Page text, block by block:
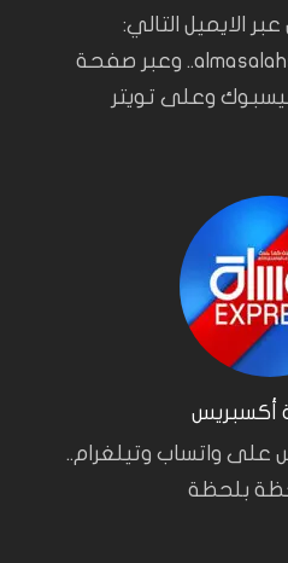
الايميل التالي:
almasalahsources@gmail.com.. وعبر صفحة
وعلى تويتر
أكسبريس
على واتساب وتيلغرام..
بلحظة